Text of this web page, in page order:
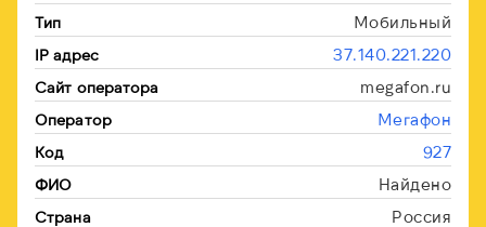
Тип Мобильный
IP адрес 37.140.221.220
Сайт оператора megafon.ru
Оператор Мегафон
Код 927
ФИО Найдено
Страна Россия